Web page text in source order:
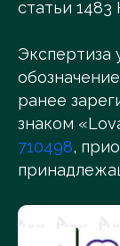
статьи 1483
Экспертиза
ранее
знаком
710498,